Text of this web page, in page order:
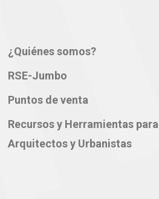
¿Quiénes somos?
RSE-Jumbo
Puntos de venta
Recursos y Herramientas para
Arquitectos y Urbanistas